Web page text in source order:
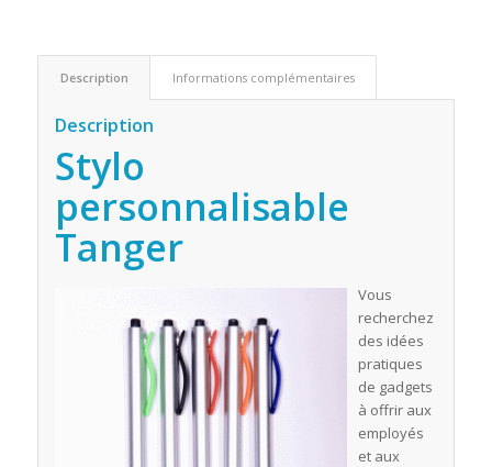
Description Informations complémentaires
Description
Stylo
personnalisable
Tanger
Vous
recherchez
des idées
pratiques
de gadgets
à offrir aux
employés
et aux